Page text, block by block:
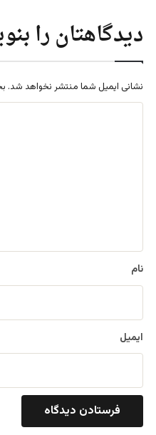
دیدگاهتان را
نشانی ایمیل شما منتشر نخواهد شد.
نام
ایمیل